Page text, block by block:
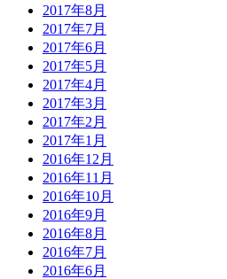
2017年8月
2017年7月
2017年6月
2017年5月
2017年4月
2017年3月
2017年2月
2017年1月
2016年12月
2016年11月
2016年10月
2016年9月
2016年8月
2016年7月
2016年6月